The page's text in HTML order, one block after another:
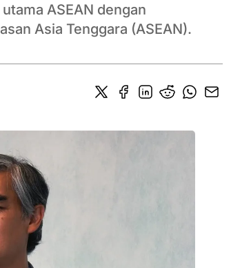
ASEAN dengan
Asia Tenggara (ASEAN).